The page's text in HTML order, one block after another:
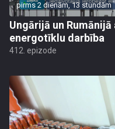
pirms 2 dienām, 13 stundām
Ungārijā un
energotīklu darbība
412. epizode